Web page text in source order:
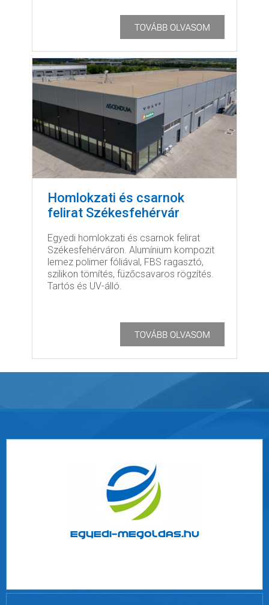
Homlokzati és csarnok
felirat Székesfehérvár
Egyedi homlokzati és csarnok felirat
Székesfehérváron. Alumínium kompozit
lemez polimer fóliával, FBS ragasztó,
szilikon tömítés, füzőcsavaros rögzítés.
Tartós és UV-álló.